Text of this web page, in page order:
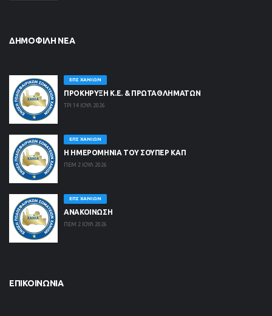
ΔΗΜΟΦΙΛΉ ΝΈΑ
ΕΠΣ ΧΑΝΊΩΝ
ΠΡΟΚΗΡΥΞΗ Κ.Ε. & ΠΡΩΤΑΘΛΗΜΑΤΩΝ
ΤΡΙ 14 ΙΟΥΛ 2026
ΕΠΣ ΧΑΝΊΩΝ
Η ΗΜΕΡΟΜΗΝΙΑ ΤΟΥ ΣΟΥΠΕΡ ΚΑΠ
ΠΕΜ 2 ΙΟΥΛ 2026
ΕΠΣ ΧΑΝΊΩΝ
ΑΝΑΚΟΙΝΩΣΗ
ΠΕΜ 2 ΙΟΥΛ 2026
ΕΠΙΚΟΙΝΩΝΊΑ